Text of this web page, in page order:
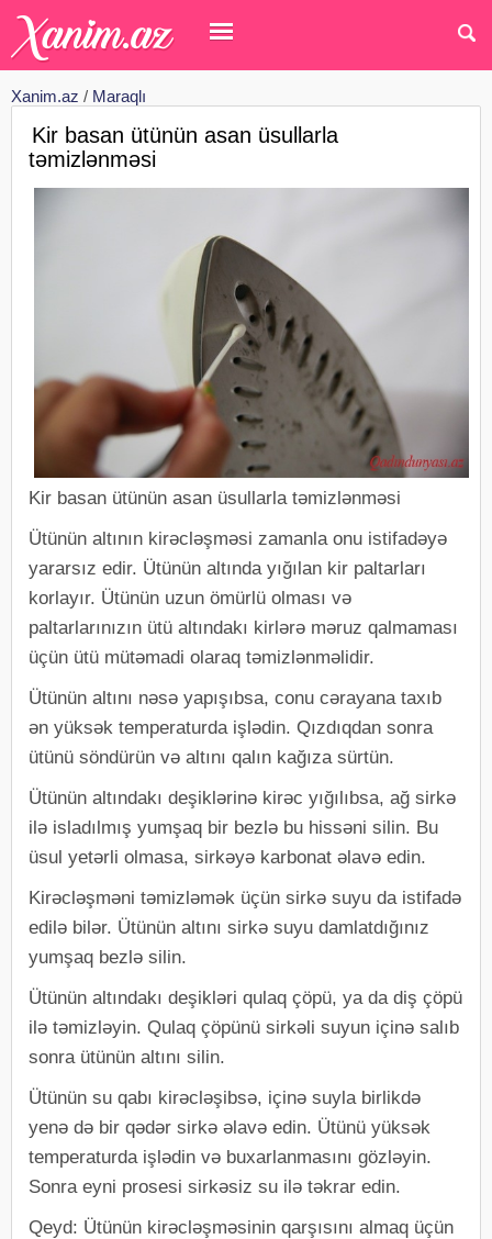
Xanim.az / Maraqlı
Kir basan ütünün asan üsullarla
təmizlənməsi
Kir basan ütünün asan üsullarla təmizlənməsi
Ütünün altının kirəcləşməsi zamanla onu istifadəyə
yararsız edir. Ütünün altında yığılan kir paltarları
korlayır. Ütünün uzun ömürlü olması və
paltarlarınızın ütü altındakı kirlərə məruz qalmaması
üçün ütü mütəmadi olaraq təmizlənməlidir.
Ütünün altını nəsə yapışıbsa, conu cərayana taxıb
ən yüksək temperaturda işlədin. Qızdıqdan sonra
ütünü söndürün və altını qalın kağıza sürtün.
Ütünün altındakı deşiklərinə kirəc yığılıbsa, ağ sirkə
ilə isladılmış yumşaq bir bezlə bu hissəni silin. Bu
üsul yetərli olmasa, sirkəyə karbonat əlavə edin.
Kirəcləşməni təmizləmək üçün sirkə suyu da istifadə
edilə bilər. Ütünün altını sirkə suyu damlatdığınız
yumşaq bezlə silin.
Ütünün altındakı deşikləri qulaq çöpü, ya da diş çöpü
ilə təmizləyin. Qulaq çöpünü sirkəli suyun içinə salıb
sonra ütünün altını silin.
Ütünün su qabı kirəcləşibsə, içinə suyla birlikdə
yenə də bir qədər sirkə əlavə edin. Ütünü yüksək
temperaturda işlədin və buxarlanmasını gözləyin.
Sonra eyni prosesi sirkəsiz su ilə təkrar edin.
Qeyd: Ütünün kirəcləşməsinin qarşısını almaq üçün